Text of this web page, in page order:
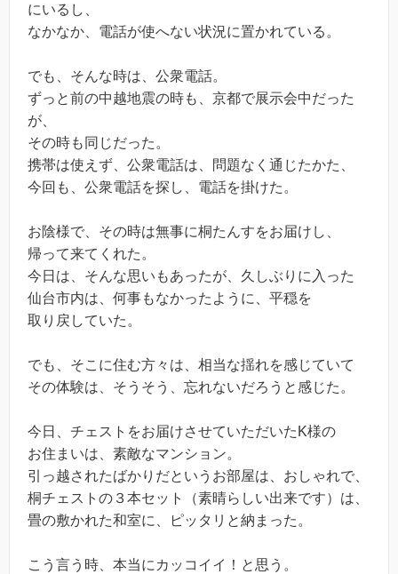
にいるし、
なかなか、電話が使へない状況に置かれている。
でも、そんな時は、公衆電話。
ずっと前の中越地震の時も、京都で展示会中だった
が、
その時も同じだった。
携帯は使えず、公衆電話は、問題なく通じたかた、
今回も、公衆電話を探し、電話を掛けた。
お陰様で、その時は無事に桐たんすをお届けし、
帰って来てくれた。
今日は、そんな思いもあったが、久しぶりに入った
仙台市内は、何事もなかったように、平穏を
取り戻していた。
でも、そこに住む方々は、相当な揺れを感じていて
その体験は、そうそう、忘れないだろうと感じた。
今日、チェストをお届けさせていただいたK様の
お住まいは、素敵なマンション。
引っ越されたばかりだというお部屋は、おしゃれで、
桐チェストの３本セット（素晴らしい出来です）は、
畳の敷かれた和室に、ピッタリと納まった。
こう言う時、本当にカッコイイ！と思う。